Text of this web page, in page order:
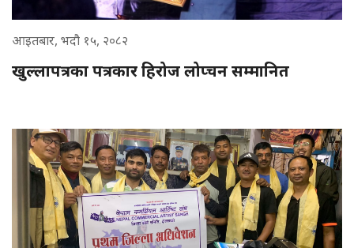
आइतबार, भदौ १५, २०८२
खुल्लापत्रका पत्रकार हिरोज लोप्चन सम्मानित